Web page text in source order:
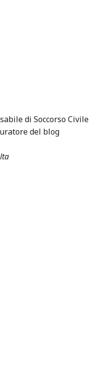
di Soccorso Civile
del blog